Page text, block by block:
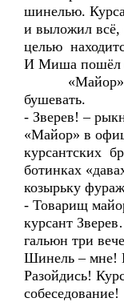
шинелью.
и выложил всё,
целью
И Миша пошёл
«Майор»
бушевать.
- Зверев! –
«Майор» в
курсантских
ботинках
козырьку
- Товарищ
курсант
гальюн три
Шинель – мне!
Разойдись!
собеседование!